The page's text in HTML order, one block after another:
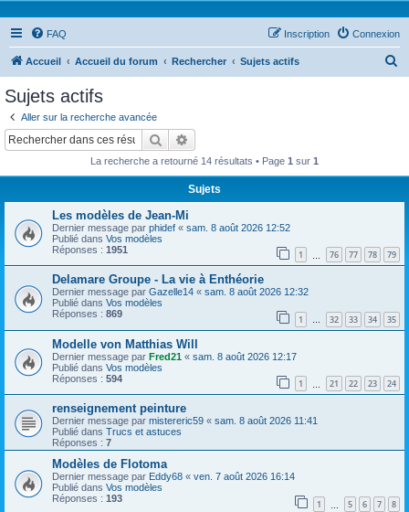
FAQ Connexion
Inscription
Accueil Accueil du forum Rechercher Sujets actifs
Sujets actifs
Aller sur la recherche avancée
Rechercher
La recherche a retourné 14 résultats • Page 1 sur 1
Sujets
Les modèles de Jean-Mi
Dernier message par phidef « sam. 8 août 2026 12:52
Publié dans Vos modèles
Réponses : 1951 1 76 77 78 79
Delamare Groupe - La vie à Enthéorie
Dernier message par Gazelle14 « sam. 8 août 2026 12:32
Publié dans Vos modèles
Réponses : 869 1 … 32 33 34 35
Modelle von Matthias Will
Dernier message par Fred21 « sam. 8 août 2026 12:17
Publié dans Vos modèles
Réponses : 594 1 21 22 23 24
renseignement peinture
Dernier message par mistereric59 « sam. 8 août 2026 11:41
Publié dans Trucs et astuces
Réponses : 7
Modèles de Flotoma
Dernier message par Eddy68 « ven. 7 août 2026 16:14
Publié dans Vos modèles
Réponses : 193 1 5 6 7 8